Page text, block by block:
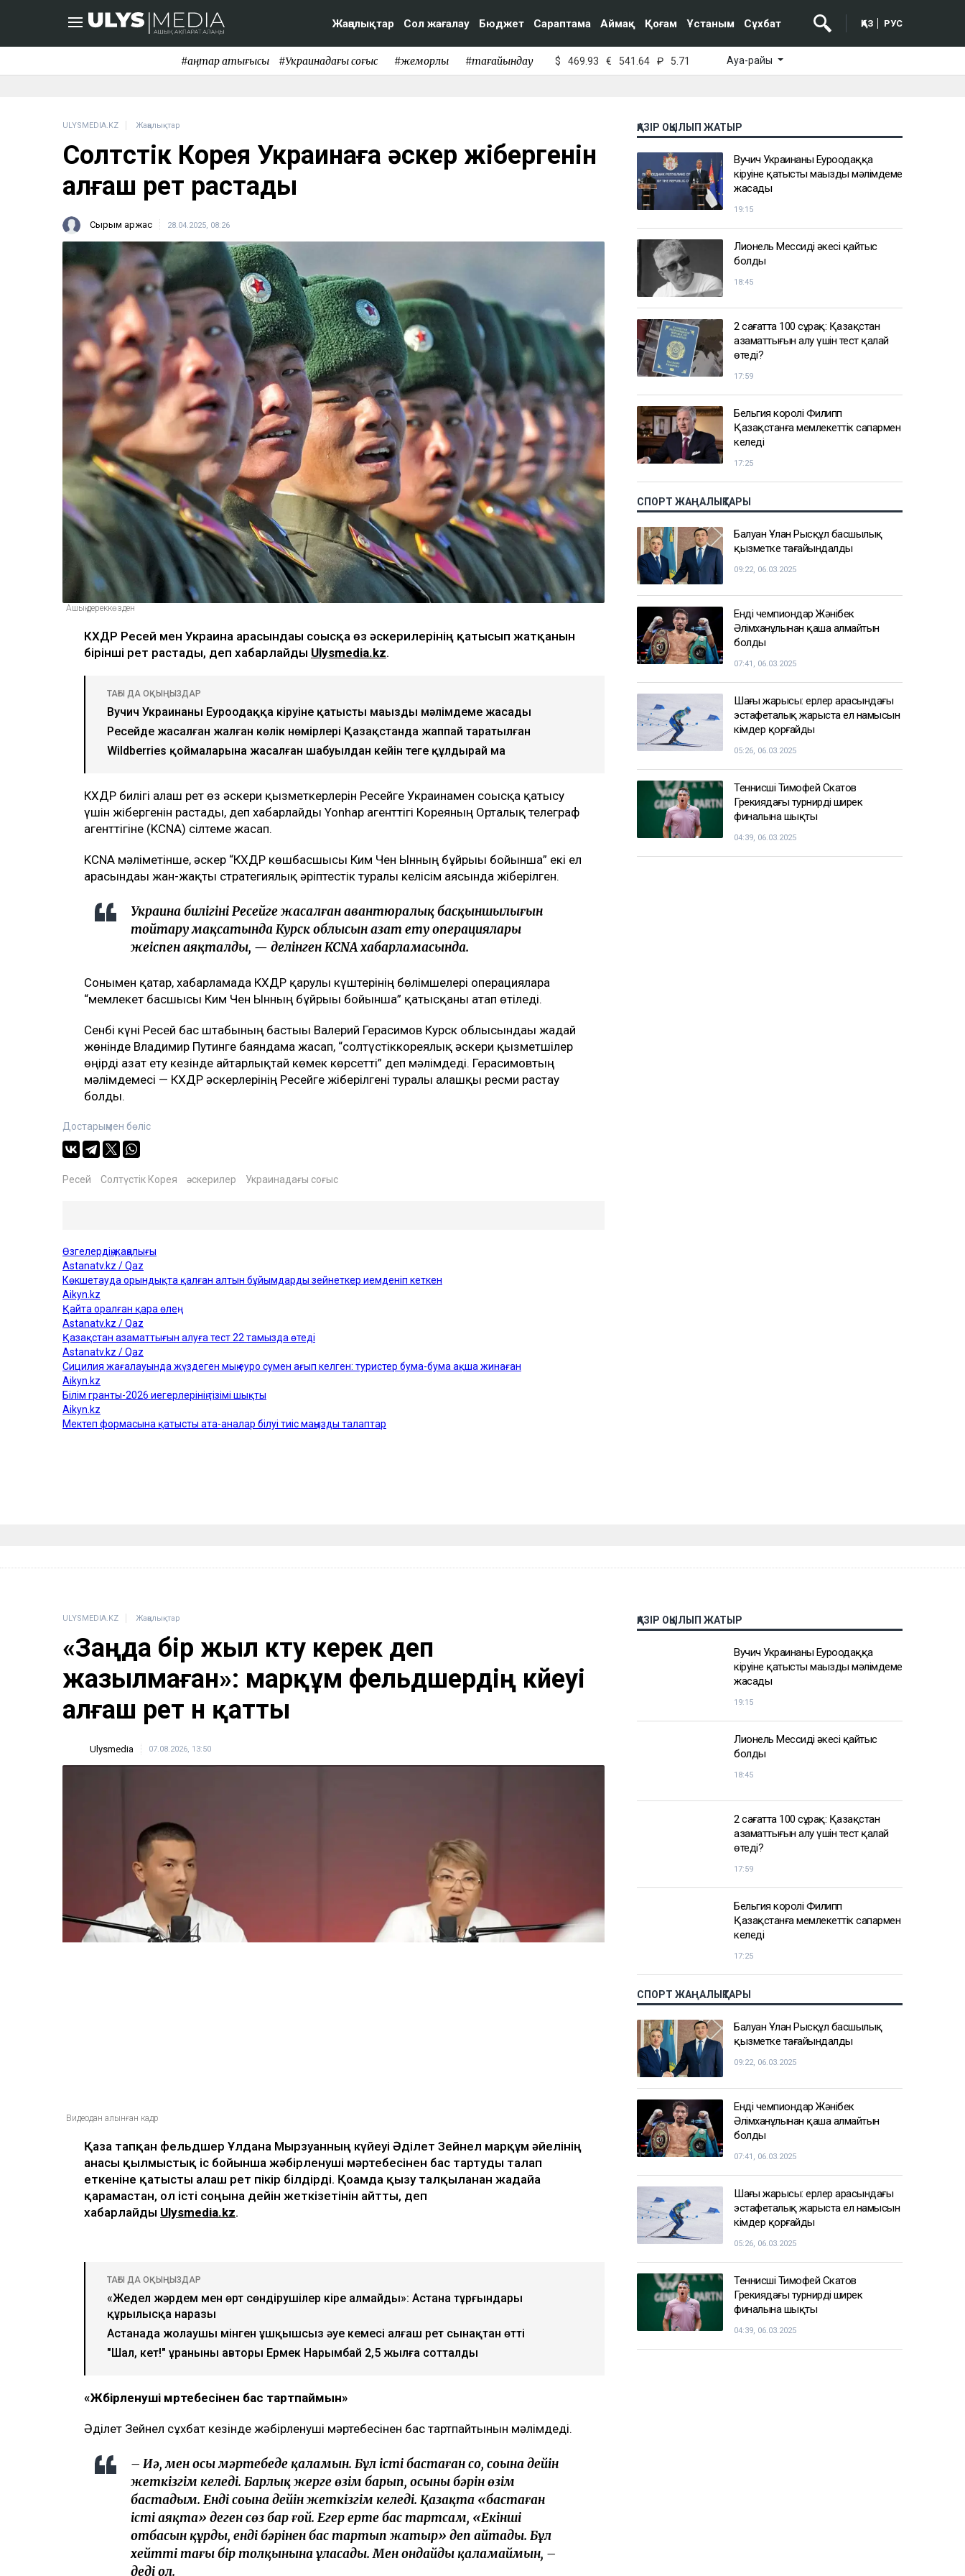
Жаңалықтар Сол жағалау Бюджет Сараптама Аймақ Қоғам Ұстаным Сұхбат ҚАЗ РУС
#қаңтар қақтығысы #Украинадағы соғыс #жемқорлық #тағайындау $ 469.93 € 541.64 ₽ 5.71 Ауа-райы
ULYSMEDIA.KZ Жаңалықтар
Солтүстік Корея Украинаға әскер жібергенін
алғаш рет растады
Сырым Қаржас 28.04.2025, 08:26
Ашық дереккөзден
КХДР Ресей мен Украина арасындағы соғысқа өз әскерилерінің қатысып жатқанын
бірінші рет растады, деп хабарлайды Ulysmedia.kz.
ТАҒЫ ДА ОҚЫҢЫЗДАР
Вучич Украинаның Еуроодаққа кіруіне қатысты маңызды мәлімдеме жасады
Ресейде жасалған жалған көлік нөмірлері Қазақстанда жаппай таратылған
Wildberries қоймаларына жасалған шабуылдан кейін теңге құлдырай ма
КХДР билігі алғаш рет өз әскери қызметкерлерін Ресейге Украинамен соғысқа қатысу
үшін жібергенін растады, деп хабарлайды Yonhap агенттігі Кореяның Орталық телеграф
агенттігіне (KCNA) сілтеме жасап.
KCNA мәліметінше, әскер “КХДР көшбасшысы Ким Чен Ынның бұйрығы бойынша” екі ел
арасындағы жан-жақты стратегиялық әріптестік туралы келісім аясында жіберілген.
Украина билігінің Ресейге жасалған авантюралық басқыншылығын
тойтару мақсатында Курск облысын азат ету операциялары
жеңіспен аяқталды, — делінген KCNA хабарламасында.
Сонымен қатар, хабарламада КХДР қарулы күштерінің бөлімшелері операцияларға
“мемлекет басшысы Ким Чен Ынның бұйрығы бойынша” қатысқаны атап өтіледі.
Сенбі күні Ресей бас штабының бастығы Валерий Герасимов Курск облысындағы жағдай
жөнінде Владимир Путинге баяндама жасап, “солтүстіккореялық әскери қызметшілер
өңірді азат ету кезінде айтарлықтай көмек көрсетті” деп мәлімдеді. Герасимовтың
мәлімдемесі — КХДР әскерлерінің Ресейге жіберілгені туралы алғашқы ресми растау
болды.
Достарыңмен бөліс
Ресей Солтүстік Корея әскерилер Украинадағы соғыс
ҚАЗІР ОҚЫЛЫП ЖАТЫР
Вучич Украинаның Еуроодаққа
кіруіне қатысты маңызды мәлімдеме
жасады
19:15
Лионель Мессидің әкесі қайтыс
болды
18:45
2 сағатта 100 сұрақ: Қазақстан
азаматтығын алу үшін тест қалай
өтеді?
17:59
Бельгия королі Филипп
Қазақстанға мемлекеттік сапармен
келеді
17:25
СПОРТ ЖАҢАЛЫҚТАРЫ
Балуан Ұлан Рысқұл басшылық
қызметке тағайындалды
09:22, 06.03.2025
Енді чемпиондар Жәнібек
Әлімханұлынан қаша алмайтын
болды
07:41, 06.03.2025
Шаңғы жарысы: ерлер арасындағы
эстафеталық жарыста ел намысын
кімдер қорғайды
05:26, 06.03.2025
Теннисші Тимофей Скатов
Грекиядағы турнирдің ширек
финалына шықты
04:39, 06.03.2025
«Заңда бір жыл күту керек деп
жазылмаған»: марқұм фельдшердің күйеуі
алғаш рет үн қатты
Ulysmedia 07.08.2026, 13:50
Видеодан алынған кадр
Қаза тапқан фельдшер Ұлдана Мырзуанның күйеуі Әділет Зейнел марқұм әйелінің
анасы қылмыстық іс бойынша жәбірленуші мәртебесінен бас тартуды талап
еткеніне қатысты алғаш рет пікір білдірді. Қоғамда қызу талқыланған жағдайға
«Жедел жәрдем мен өрт сөндірушілер кіре алмайды»: Астана тұрғындары
құрылысқа наразы
Астанада жолаушы мінген ұшқышсыз әуе кемесі алғаш рет сынақтан өтті
"Шал, кет!" ұранының авторы Ермек Нарымбай 2,5 жылға сотталды
«Жәбірленуші мәртебесінен бас тартпаймын»
Вучич Украинаның Еуроодаққа
кіруіне қатысты маңызды мәлімдеме
жасады
19:15
Лионель Мессидің әкесі қайтыс
болды
2 сағатта 100 сұрақ: Қазақстан
азаматтығын алу үшін тест қалай
17:59
Қазақстанға мемлекеттік сапармен
келеді
17:25
Балуан Ұлан Рысқұл басшылық
қызметке тағайындалды
Енді чемпиондар Жәнібек
Әлімханұлынан қаша алмайтын
болды
07:41, 06.03.2025